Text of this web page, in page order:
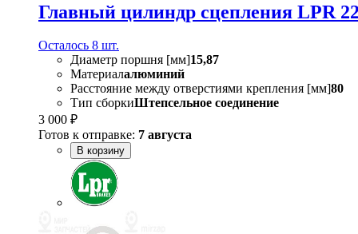
Главный цилиндр сцепления LPR
Осталось 8 шт.
Диаметр поршня [мм]15,87
Материалалюминий
Расстояние между отверстиями крепления [мм]80
Тип сборкиШтепсельное соединение
3 000 ₽
Готов к отправке: 7 августа
В корзину